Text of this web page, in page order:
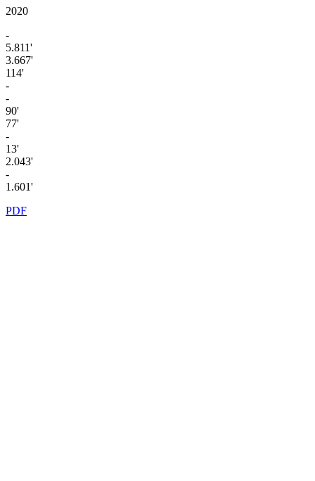
2020
-
5.811'
3.667'
114'
-
-
90'
77'
-
13'
2.043'
-
1.601'
PDF